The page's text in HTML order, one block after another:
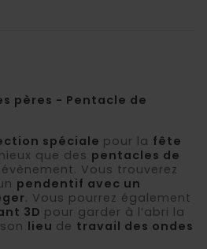
pères - Pentacle de
spéciale pour la fête
que des pentacles de
Vous trouverez
pendentif avec un
. Vous pourrez également
3D pour garder à l’abri la
lieu de travail des ondes